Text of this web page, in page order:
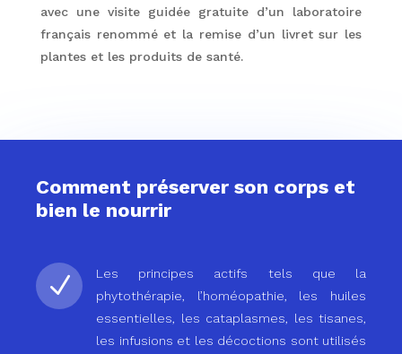
avec une visite guidée gratuite d’un laboratoire
français renommé et la remise d’un livret sur les
plantes et les produits de santé.
Comment préserver son corps et
bien le nourrir
N
Les principes actifs tels que la
phytothérapie, l’homéopathie, les huiles
essentielles, les cataplasmes, les tisanes,
les infusions et les décoctions sont utilisés